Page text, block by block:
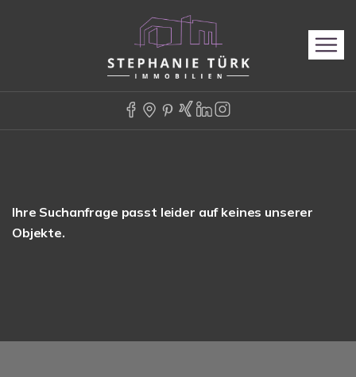
Ihre Suchanfrage passt leider auf keines unserer
Objekte.